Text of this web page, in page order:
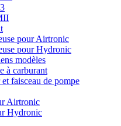
pour Airtronic
pour Hydronic
modèles
à carburant
faisceau de pompe
Airtronic
Hydronic